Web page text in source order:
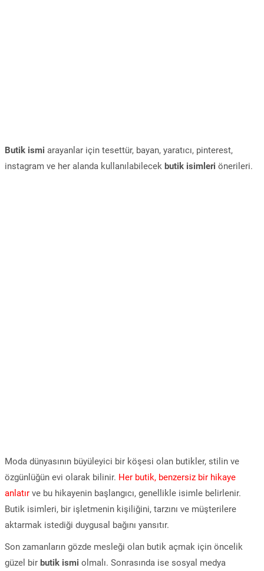
Butik ismi arayanlar için tesettür, bayan, yaratıcı, pinterest,
instagram ve her alanda kullanılabilecek butik isimleri önerileri.
Moda dünyasının büyüleyici bir köşesi olan butikler, stilin ve
özgünlüğün evi olarak bilinir. Her butik, benzersiz bir hikaye
anlatır ve bu hikayenin başlangıcı, genellikle isimle belirlenir.
Butik isimleri, bir işletmenin kişiliğini, tarzını ve müşterilere
aktarmak istediği duygusal bağını yansıtır.
Son zamanların gözde mesleği olan butik açmak için öncelik
güzel bir butik ismi olmalı. Sonrasında ise sosyal medya